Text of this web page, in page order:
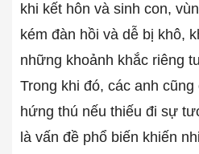
khi kết hôn và sinh con,
kém đàn hồi và dễ bị khô,
những khoảnh khắc riêng
Trong khi đó, các anh
hứng thú nếu thiếu đi sự
là vấn đề phổ biến khiến